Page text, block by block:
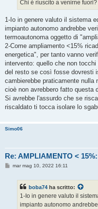
Chi è riuscito a venirne fuori?
1-Io in genere valuto il sistema
impianto autonomo andrebbe
termoautonoma oggetto di
2-Come ampliamento <15%
energetica", per tanto vanno
intervento: quello che non
del resto se così fosse dovresti
cambierebbe praticamente
cioè non avrebbero fatto questa
Si avrebbe l'assurdo che se
riscaldato ti tocca isolare lo
Simo06
Re: AMPLIAMENTO <
Mmar mag 10, 2022 16:11
boba74 ha scritto:
1-Io in genere valuto il
impianto autonomo